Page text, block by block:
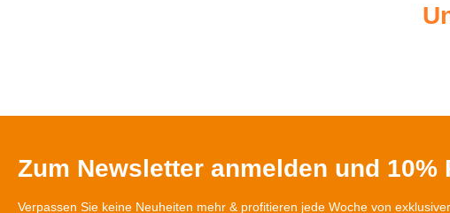
Zum Newsletter anmelden und 10%
Verpassen Sie keine Neuheiten mehr & profitieren jede Woche von